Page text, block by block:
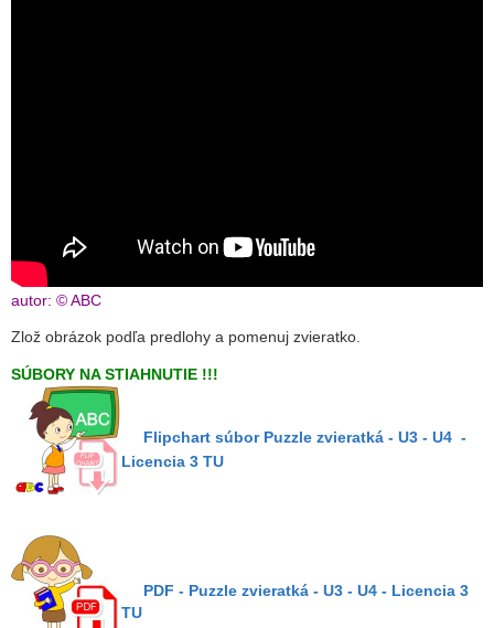
autor: © ABC
Zlož obrázok podľa predlohy a pomenuj zvieratko.
SÚBORY NA STIAHNUTIE !!!
Flipchart súbor Puzzle zvieratká - U3 - U4 -
Licencia 3 TU
PDF - Puzzle zvieratká - U3 - U4 - Licencia 3
TU